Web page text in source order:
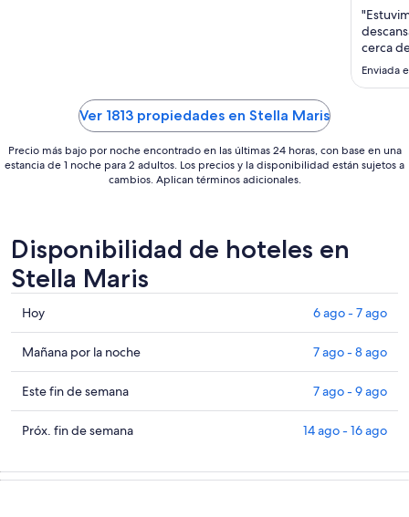
ago
cerca
Enviada
Ver 1813 propiedades en Stella Maris
Precio más bajo por noche encontrado en las últimas 24 horas, con base en una
estancia de 1 noche para 2 adultos. Los precios y la disponibilidad están sujetos a
cambios. Aplican términos adicionales.
Disponibilidad de hoteles en
Stella Maris
Consultar
precios
en
Stella
Maris
para
hoy,
-
Hoy 6 ago - 7 ago
Consultar
precios
en
Stella
Maris
mañana
por
Mañana por la noche 7 ago - 8 ago
Consultar
precios
en
Maris
para
Este fin de semana 7 ago - 9 ago
Consultar
en
Próx. fin de semana 14 ago - 16 ago